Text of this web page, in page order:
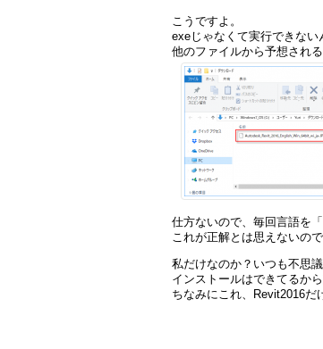
こうですよ。
exeじゃなくて実行できない
他のファイルから予想され
仕方ないので、毎回言語を
これが正解とは思えないの
私だけなのか？いつも不思議
インストールはできてるか
ちなみにこれ、Revit2016だ